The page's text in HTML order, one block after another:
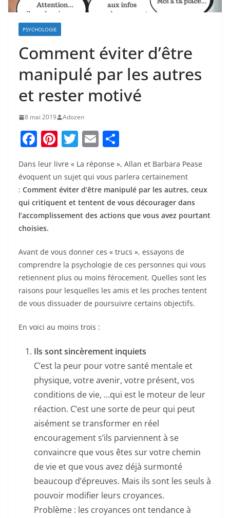
PSYCHOLOGIE
Comment éviter d’être
manipulé par les autres
et rester motivé
8 mai 2019 Adozen
F
a
c
e
b
o
o
k
Pi
er
e
st
T
itt
er
E
ai
l
ar
ta
g
er
Dans leur livre « La réponse », Allan et Barbara Pease
évoquent un sujet qui vous parlera certainement
: Comment éviter d’être manipulé par les autres, ceux
qui critiquent et tentent de vous décourager dans
l’accomplissement des actions que vous avez pourtant
choisies.
Avant de vous donner ces « trucs », essayons de
comprendre la psychologie de ces personnes qui vous
retiennent plus ou moins férocement. Quelles sont les
raisons pour lesquelles les amis et les proches tentent
de vous dissuader de poursuivre certains objectifs.
En voici au moins trois :
Ils sont sincèrement inquiets
C’est la peur pour votre santé mentale et
physique, votre avenir, votre présent, vos
conditions de vie, …qui est le moteur de leur
réaction. C’est une sorte de peur qui peut
aisément se transformer en réel
encouragement s’ils parviennent à se
convaincre que vous êtes sur votre chemin
de vie et que vous avez déjà surmonté
beaucoup d’épreuves. Mais ils sont les seuls à
pouvoir modifier leurs croyances.
Problème : les croyances ont tendance à